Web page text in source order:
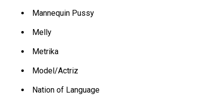
Mannequin Pussy
Melly
Metrika
Model/Actriz
Nation of Language